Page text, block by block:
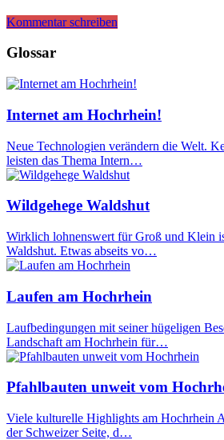
Kommentar schreiben
Glossar
Internet am Hochrhein!
Neue Technologien verändern die Welt.
leisten das Thema Intern…
Wildgehege Waldshut
Wirklich lohnenswert für Groß und Klein
Waldshut. Etwas abseits vo…
Laufen am Hochrhein
Laufbedingungen mit seiner hügeligen
Landschaft am Hochrhein für…
Pfahlbauten unweit vom
Viele kulturelle Highlights am Hochrhein
der Schweizer Seite, d…